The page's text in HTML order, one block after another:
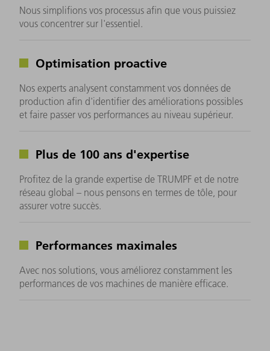
Nous simplifions vos processus afin que vous puissiez
vous concentrer sur l'essentiel.
Optimisation proactive
Nos experts analysent constamment vos données de
production afin d'identifier des améliorations possibles
et faire passer vos performances au niveau supérieur.
Plus de 100 ans d'expertise
Profitez de la grande expertise de TRUMPF et de notre
réseau global – nous pensons en termes de tôle, pour
assurer votre succès.
Performances maximales
Avec nos solutions, vous améliorez constamment les
performances de vos machines de manière efficace.